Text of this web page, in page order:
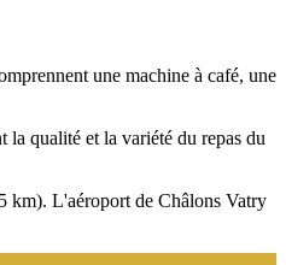
une machine à café, une
la qualité et la variété du repas du
km). L'aéroport de Châlons Vatry